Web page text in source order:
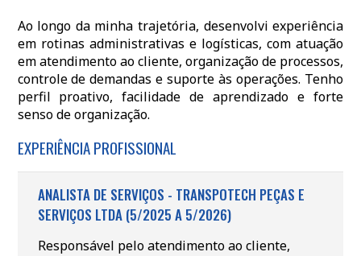
Ao longo da minha trajetória, desenvolvi experiência
em rotinas administrativas e logísticas, com atuação
em atendimento ao cliente, organização de processos,
controle de demandas e suporte às operações. Tenho
perfil proativo, facilidade de aprendizado e forte
senso de organização.
EXPERIÊNCIA PROFISSIONAL
ANALISTA DE SERVIÇOS - TRANSPOTECH PEÇAS E
SERVIÇOS LTDA (5/2025 A 5/2026)
Responsável pelo atendimento ao cliente,